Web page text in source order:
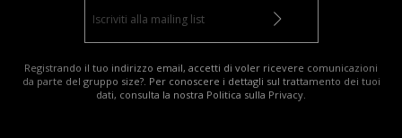
Registrando il tuo indirizzo email, accetti di voler ricevere comunicazioni
da parte del gruppo size?. Per conoscere i dettagli sul trattamento dei tuoi
dati, consulta la nostra Politica sulla Privacy